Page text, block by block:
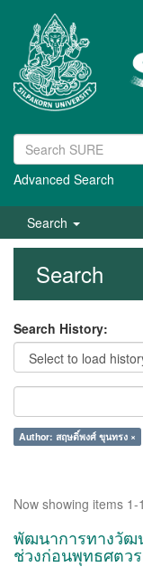
Advanced Search
Search
Search
Search History:
Author: สฤษดิ์พงศ์ ขุนทรง ×
Now showing items 1-
พัฒนาการทางวัฒ
ช่วงก่อนพุทธศตว